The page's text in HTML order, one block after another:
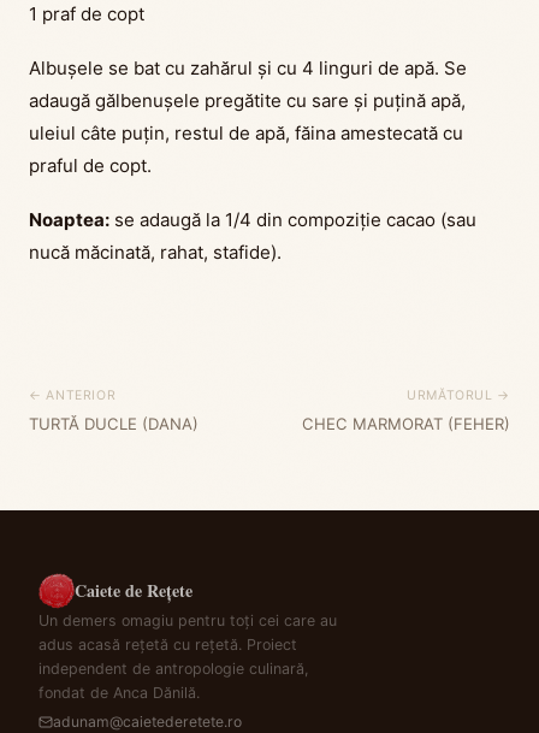
1 praf de copt
Albuşele se bat cu zahărul şi cu 4 linguri de apă. Se
adaugă gălbenuşele pregătite cu sare şi puţină apă,
uleiul câte puţin, restul de apă, făina amestecată cu
praful de copt.
Noaptea: se adaugă la 1/4 din compoziţie cacao (sau
nucă măcinată, rahat, stafide).
← ANTERIOR
TURTĂ DUCLE (DANA)
URMĂTORUL →
CHEC MARMORAT (FEHER)
Caiete de Rețete
Un demers omagiu pentru toți cei care au
adus acasă rețetă cu rețetă. Proiect
independent de antropologie culinară,
fondat de Anca Dănilă.
adunam@caietederetete.ro